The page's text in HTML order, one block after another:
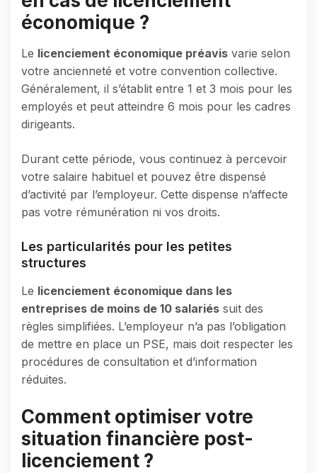
économique ?
Le licenciement économique préavis varie selon
votre ancienneté et votre convention collective.
Généralement, il s’établit entre 1 et 3 mois pour les
employés et peut atteindre 6 mois pour les cadres
dirigeants.
Durant cette période, vous continuez à percevoir
votre salaire habituel et pouvez être dispensé
d’activité par l’employeur. Cette dispense n’affecte
pas votre rémunération ni vos droits.
Les particularités pour les petites
structures
Le licenciement économique dans les
entreprises de moins de 10 salariés suit des
règles simplifiées. L’employeur n’a pas l’obligation
de mettre en place un PSE, mais doit respecter les
procédures de consultation et d’information
réduites.
Comment optimiser votre
situation financière post-
licenciement ?